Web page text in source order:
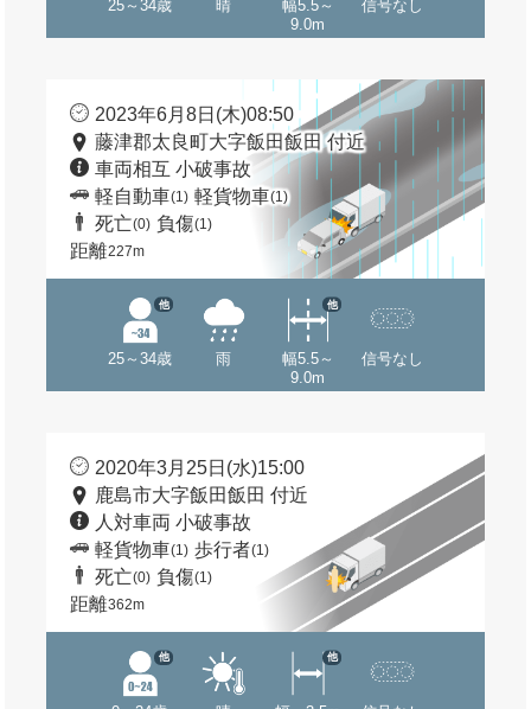
25～34歳 晴
幅5.5～
9.0m
信号なし
2023年6月8日(木)08:50
藤津郡太良町大字飯田飯田 付近
車両相互 小破事故
軽自動車(1) 軽貨物車(1)
死亡(0) 負傷(1)
距離227m
25～34歳
他
雨
幅5.5～
9.0m
他
信号なし
2020年3月25日(水)15:00
鹿島市大字飯田飯田 付近
人対車両 小破事故
軽貨物車(1) 歩行者(1)
死亡(0) 負傷(1)
距離362m
他 他